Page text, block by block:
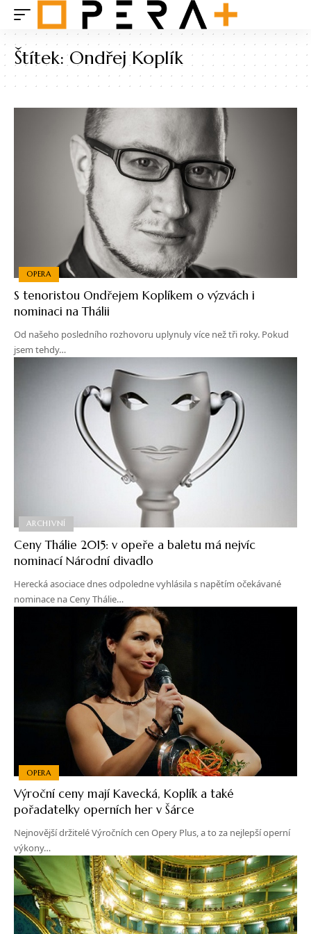
Štítek:Ondřej Koplík
OPERA
S tenoristou Ondřejem Koplíkem o výzvách i
nominaci na Thálii
Od našeho posledního rozhovoru uplynuly více než tři roky. Pokud
jsem tehdy…
ARCHIVNÍ
Ceny Thálie 2015: v opeře a baletu má nejvíc
nominací Národní divadlo
Herecká asociace dnes odpoledne vyhlásila s napětím očekávané
nominace na Ceny Thálie…
OPERA
Výroční ceny mají Kavecká, Koplík a také
pořadatelky operních her v Šárce
Nejnovější držitelé Výročních cen Opery Plus, a to za nejlepší operní
výkony…